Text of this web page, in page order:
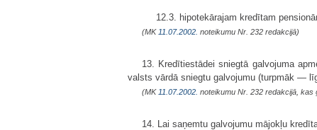
12.3. hipotekārajam kredītam
(MK 11.07.2002. noteikumu Nr. 232 redakcijā)
13. Kredītiestādei sniegtā galvojuma
valsts vārdā sniegtu galvojumu (turpmāk —
(MK 11.07.2002. noteikumu Nr. 232 redakcijā, kas
14. Lai saņemtu galvojumu mājokļu